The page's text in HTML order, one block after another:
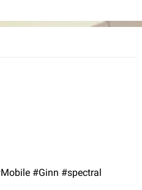
#Ginn #spectral